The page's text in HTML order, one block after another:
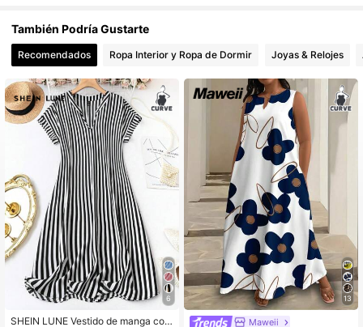
4,82 240K Seguidores
4,82 240K Seguidores
4,82 240K Seguidores
4,82 240K Seguidores
También Podría Gustarte
Recomendados Ropa Interior y Ropa de Dormir Joyas & Relojes
6
SHEIN LUNE Vestido de manga cort
13
Maweii